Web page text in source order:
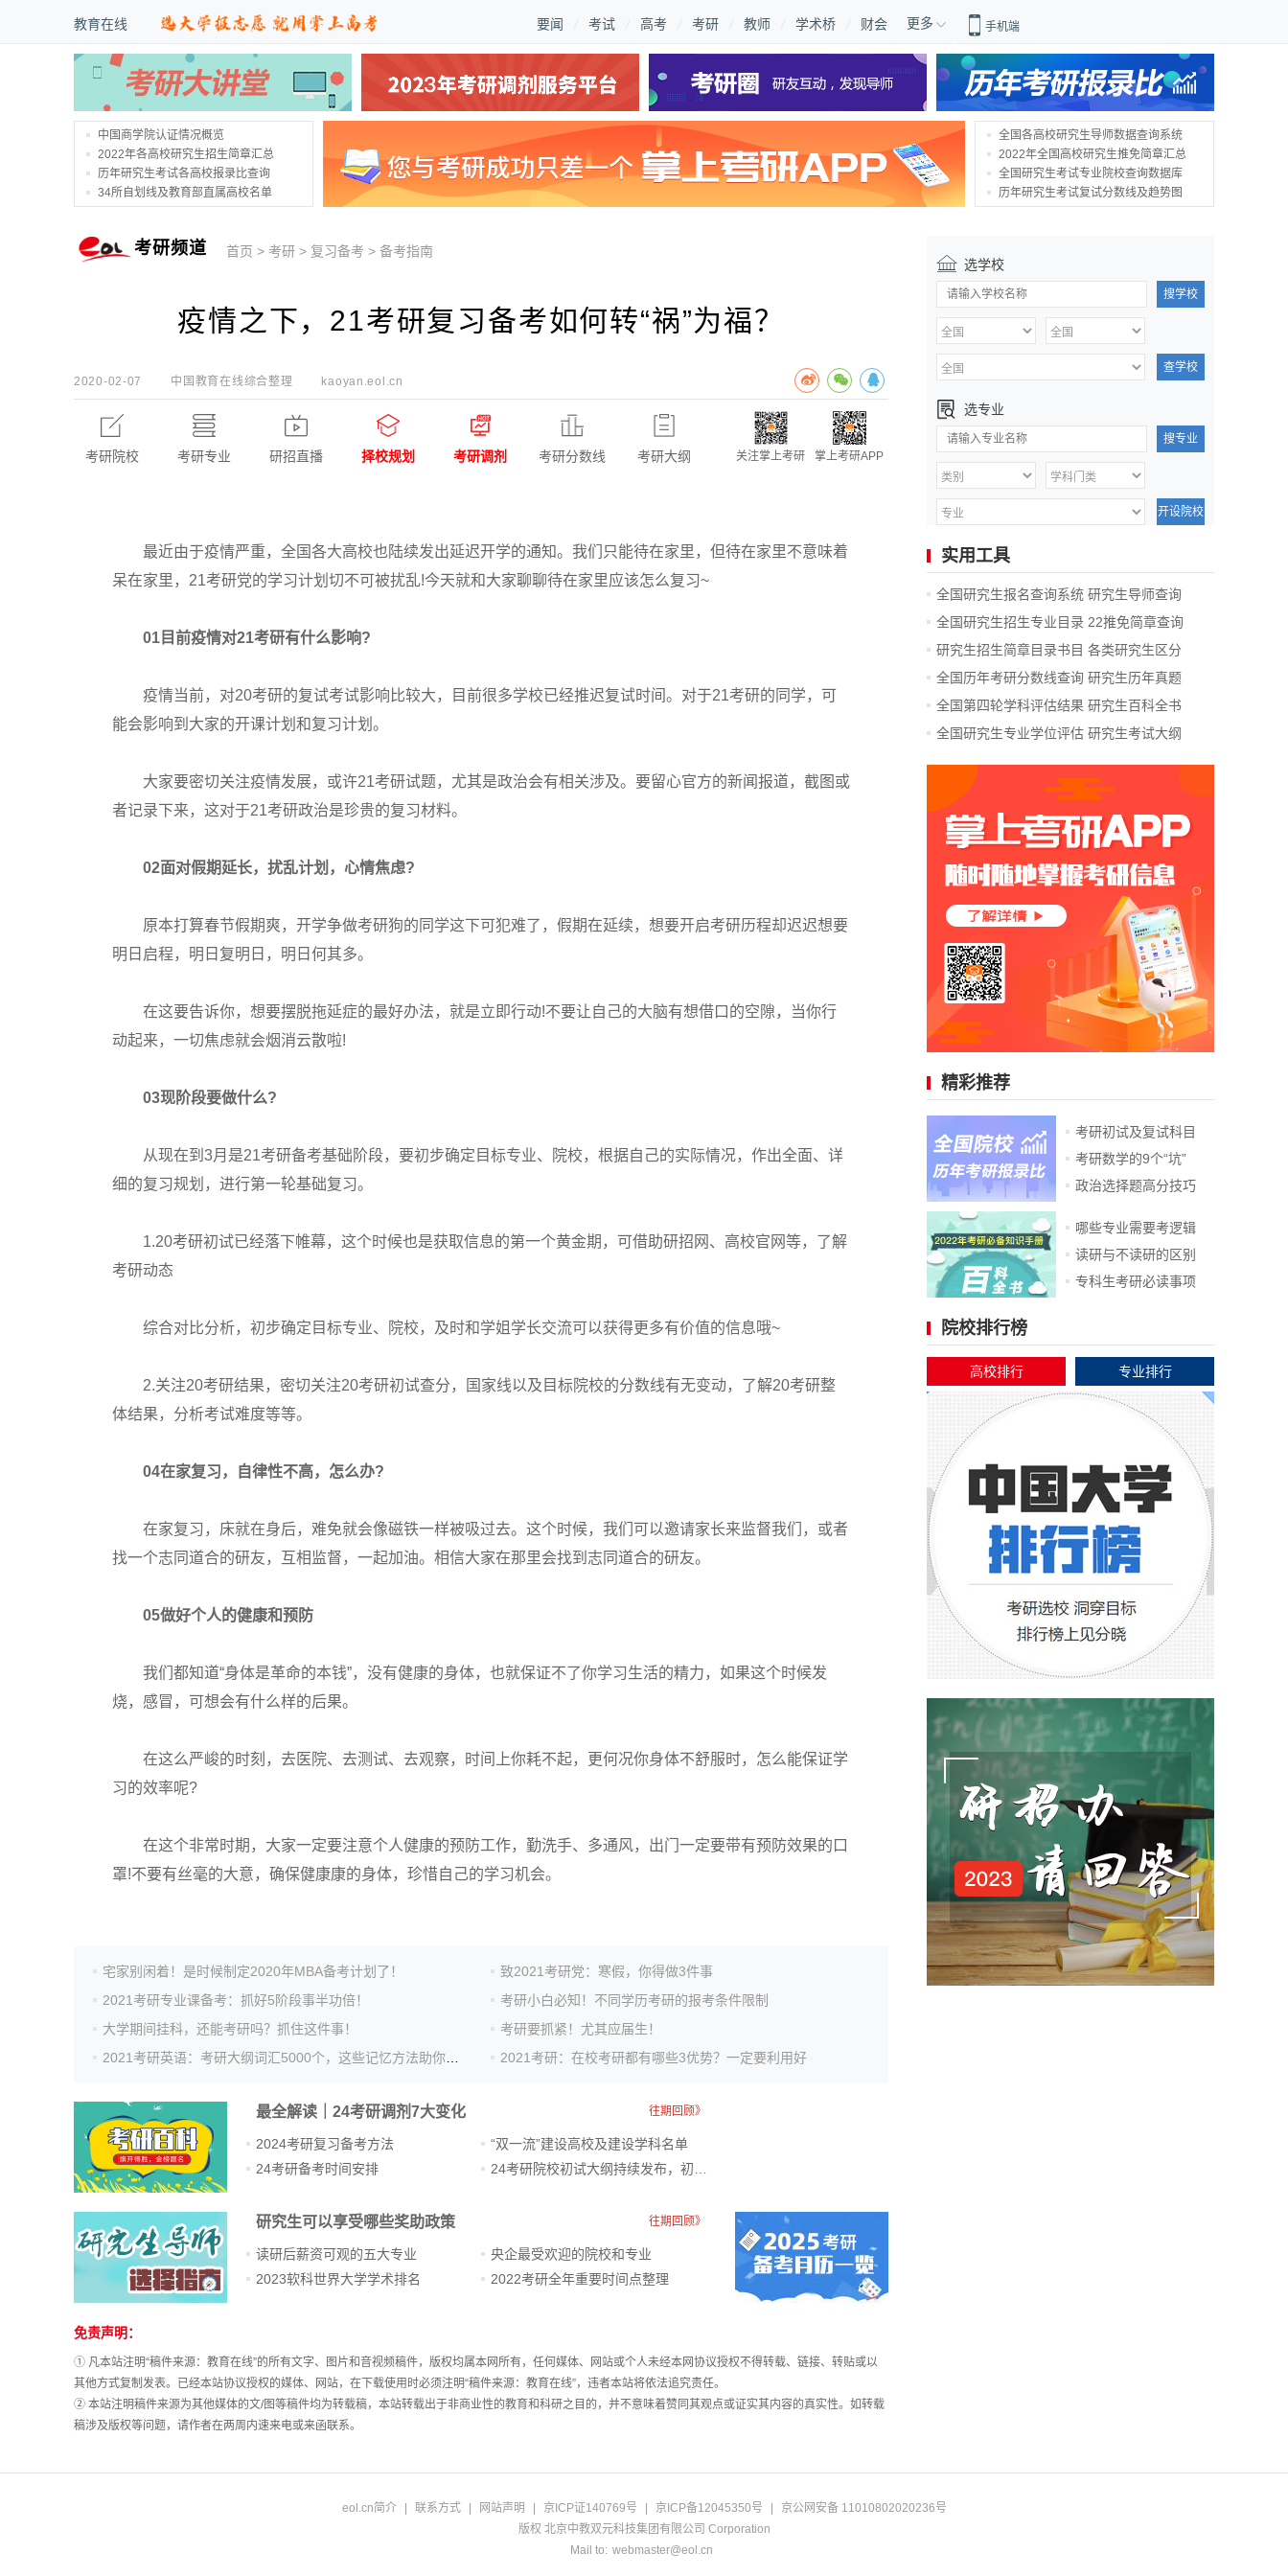
教育在线 要闻 考试 高考 考研 教师 学术桥 财会 更多 手机端
中国商学院认证情况概览
2022年各高校研究生招生简章汇总
历年研究生考试各高校报录比查询
34所自划线及教育部直属高校名单
全国各高校研究生导师数据查询系统
2022年全国高校研究生推免简章汇总
全国研究生考试专业院校查询数据库
历年研究生考试复试分数线及趋势图
考研频道 首页 > 考研 > 复习备考 >备考指南
疫情之下，21考研复习备考如何转“祸”为福？
2020-02-07 中国教育在线综合整理 kaoyan.eol.cn
考研院校 考研专业 研招直播 择校规划 考研调剂 考研分数线 考研大纲 关注掌上考研 掌上考研APP
最近由于疫情严重，全国各大高校也陆续发出延迟开学的通知。我们只能待在家里，但待在家里不意味着
呆在家里，21考研党的学习计划切不可被扰乱!今天就和大家聊聊待在家里应该怎么复习~
01目前疫情对21考研有什么影响?
疫情当前，对20考研的复试考试影响比较大，目前很多学校已经推迟复试时间。对于21考研的同学，可
能会影响到大家的开课计划和复习计划。
大家要密切关注疫情发展，或许21考研试题，尤其是政治会有相关涉及。要留心官方的新闻报道，截图或
者记录下来，这对于21考研政治是珍贵的复习材料。
02面对假期延长，扰乱计划，心情焦虑?
原本打算春节假期爽，开学争做考研狗的同学这下可犯难了，假期在延续，想要开启考研历程却迟迟想要
明日启程，明日复明日，明日何其多。
在这要告诉你，想要摆脱拖延症的最好办法，就是立即行动!不要让自己的大脑有想借口的空隙，当你行
动起来，一切焦虑就会烟消云散啦!
03现阶段要做什么?
从现在到3月是21考研备考基础阶段，要初步确定目标专业、院校，根据自己的实际情况，作出全面、详
细的复习规划，进行第一轮基础复习。
1.20考研初试已经落下帷幕，这个时候也是获取信息的第一个黄金期，可借助研招网、高校官网等，了解
考研动态
综合对比分析，初步确定目标专业、院校，及时和学姐学长交流可以获得更多有价值的信息哦~
2.关注20考研结果，密切关注20考研初试查分，国家线以及目标院校的分数线有无变动，了解20考研整
体结果，分析考试难度等等。
04在家复习，自律性不高，怎么办?
在家复习，床就在身后，难免就会像磁铁一样被吸过去。这个时候，我们可以邀请家长来监督我们，或者
找一个志同道合的研友，互相监督，一起加油。相信大家在那里会找到志同道合的研友。
05做好个人的健康和预防
我们都知道“身体是革命的本钱”，没有健康的身体，也就保证不了你学习生活的精力，如果这个时候发
烧，感冒，可想会有什么样的后果。
在这么严峻的时刻，去医院、去测试、去观察，时间上你耗不起，更何况你身体不舒服时，怎么能保证学
习的效率呢?
在这个非常时期，大家一定要注意个人健康的预防工作，勤洗手、多通风，出门一定要带有预防效果的口
罩!不要有丝毫的大意，确保健康康的身体，珍惜自己的学习机会。
宅家别闲着！是时候制定2020年MBA备考计划了！
致2021考研党：寒假，你得做3件事
2021考研专业课备考：抓好5阶段事半功倍！
考研小白必知！不同学历考研的报考条件限制
大学期间挂科，还能考研吗？抓住这件事！
考研要抓紧！尤其应届生！
2021考研：在校考研都有哪些3优势？一定要利用好
最全解读｜24考研调剂7大变化 往期回顾》
2024考研复习备考方法
24考研备考时间安排
“双一流”建设高校及建设学科名单
研究生可以享受哪些奖助政策 往期回顾》
读研后薪资可观的五大专业
2023软科世界大学学术排名
央企最受欢迎的院校和专业
2022考研全年重要时间点整理
站
长
统
计
免责声明：
① 凡本站注明“稿件来源：教育在线”的所有文字、图片和音视频稿件，版权均属本网所有，任何媒体、网站或个人未经本网协议授权不得转载、链接、转贴或以
其他方式复制发表。已经本站协议授权的媒体、网站，在下载使用时必须注明“稿件来源：教育在线”，违者本站将依法追究责任。
② 本站注明稿件来源为其他媒体的文/图等稿件均为转载稿，本站转载出于非商业性的教育和科研之目的，并不意味着赞同其观点或证实其内容的真实性。如转载
稿涉及版权等问题，请作者在两周内速来电或来函联系。
选学校
搜学校
查学校
选专业
搜专业
开设院校
实用工具
全国研究生报名查询系统 研究生导师查询
全国研究生招生专业目录 22推免简章查询
研究生招生简章目录书目 各类研究生区分
全国历年考研分数线查询 研究生历年真题
全国第四轮学科评估结果 研究生百科全书
全国研究生专业学位评估 研究生考试大纲
精彩推荐
考研初试及复试科目
考研数学的9个“坑”
政治选择题高分技巧
哪些专业需要考逻辑
读研与不读研的区别
专科生考研必读事项
院校排行榜
高校排行 专业排行
eol.cn简介 联系方式 网站声明 京ICP证140769号 京ICP备12045350号
京公网安备 11010802020236号
版权 北京中教双元科技集团有限公司 Corporation
Mail to: webmaster@eol.cn